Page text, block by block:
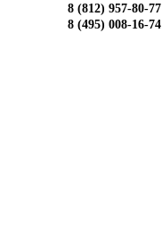
8 (812) 957-80-77
8 (495) 008-16-74